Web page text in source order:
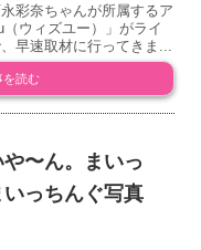
彩奈ちゃんが所属するア
ウィズユー）」がライ
早速取材に行ってきま...
を読む
〜ん。まいっ
っちんぐ写真